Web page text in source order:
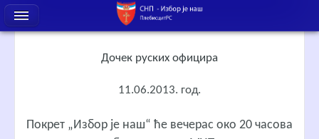
Дочек руских официра
11.06.2013. год.
Покрет „Избор је наш“ ће вечерас око 20 часова